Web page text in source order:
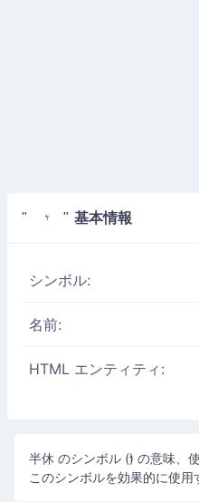
" 𝄾 " 基本情報
シンボル:
名前:
HTML エンティティ:
半休 のシンボル (𝄾) の意味、
このシンボルを効果的に使用